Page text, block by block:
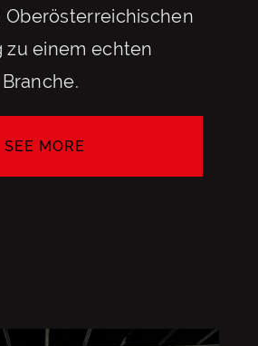
zu einem echten
SEE MORE